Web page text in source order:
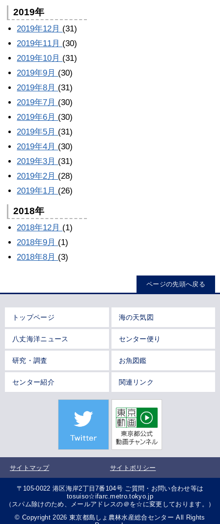
2019年
2019年12月 (31)
2019年11月 (30)
2019年10月 (31)
2019年9月 (30)
2019年8月 (31)
2019年7月 (30)
2019年6月 (30)
2019年5月 (31)
2019年4月 (30)
2019年3月 (31)
2019年2月 (28)
2019年1月 (26)
2018年
2018年12月 (1)
2018年9月 (1)
2018年8月 (3)
ページの先頭へ戻る
トップページ 海の天気図
八丈海洋ニュース センター便り
研究・調査 お魚図鑑
センター紹介 関連リンク
サイトマップ サイトポリシー
〒105-0022 港区海岸2丁目7番104号 ご質問・お問い合わせ等は
tosuiso☆ifarc.metro.tokyo.jp
（スパム除けのため、メールアドレスの＠を☆に変更しております。）
© Copyright 2026 東京都島しょ農林水産総合センター All Rights